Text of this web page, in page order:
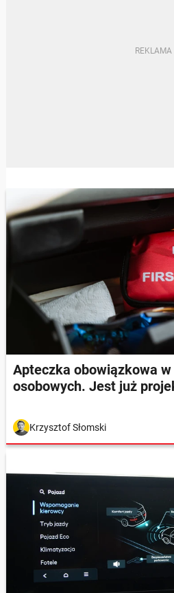
Apteczka obowiązkowa
osobowych. Jest już
Krzysztof Słomski